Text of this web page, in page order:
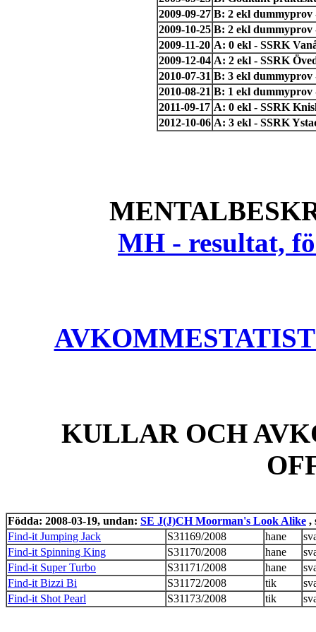
2009-09-27 B: 2 ekl
2009-10-25 B: 2 ekl dummyprov
2009-11-20 A: 0 ekl - SSRK
2009-12-04 A: 2 ekl - SSRK
2010-07-31 B: 3 ekl dummyprov
2010-08-21 B: 1 ekl dummyprov
2011-09-17 A: 0 ekl - SSRK
2012-10-06 A: 3 ekl - SSRK
MH - resultat,
KULLAR OCH
Födda: 2008-03-19, undan: SE J(J)CH Moorman's Look Alike ,
Find-it Jumping Jack
S31169/2008 hane
Find-it Spinning King
S31170/2008 hane
Find-it Super Turbo
S31171/2008 hane
Find-it Bizzi Bi
S31172/2008 tik
Find-it Shot Pearl
S31173/2008 tik